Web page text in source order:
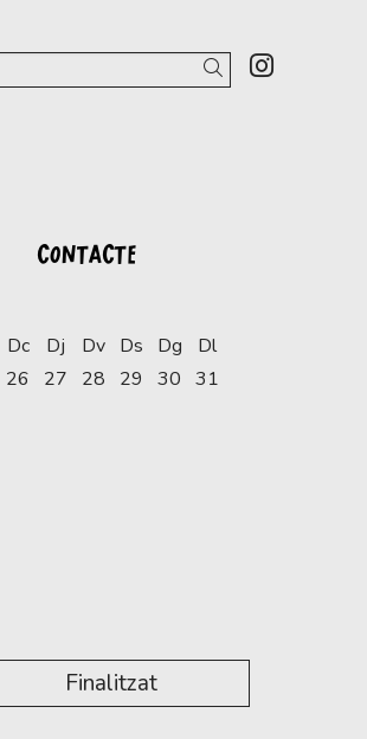
Link a
Cercar
CONTACTE
Dc
26
Dj
27
Dv
28
Ds
29
Dg
30
Dl
31
Finalitzat